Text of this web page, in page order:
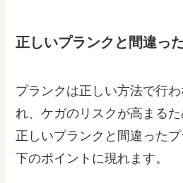
正しいプランクと間違っ
プランクは正しい方法で行
れ、ケガのリスクが高まるた
正しいプランクと間違った
下のポイントに現れます。